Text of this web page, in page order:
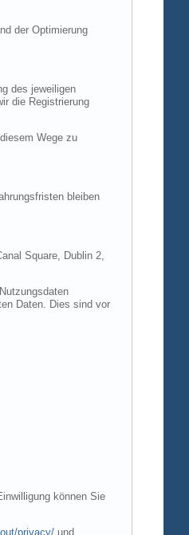
der Optimierung
des jeweiligen
die Registrierung
Wege zu
bleiben
Square, Dublin 2,
Daten. Dies sind vor
können Sie
privacy/ und